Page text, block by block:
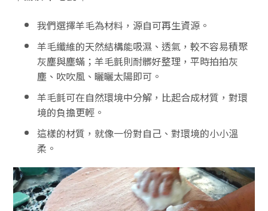
我們選擇羊毛為材料，源自可再生資源。
羊毛纖維的天然結構能吸濕、透氣，較不容易積聚
灰塵與塵蟎；羊毛氈則耐髒好整理，平時拍拍灰
塵、吹吹風、曬曬太陽即可。
羊毛氈可在自然環境中分解，比起合成材質，對環
境的負擔更輕。
這樣的材質，就像一份對自己、對環境的小小溫
柔。